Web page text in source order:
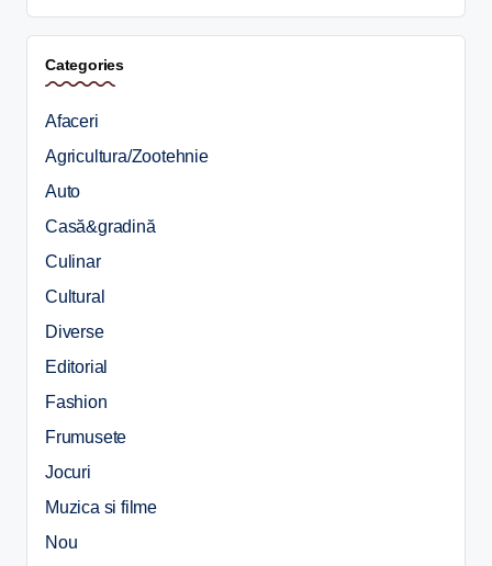
Categories
Afaceri
Agricultura/Zootehnie
Auto
Casă&gradină
Culinar
Cultural
Diverse
Editorial
Fashion
Frumusete
Jocuri
Muzica si filme
Nou